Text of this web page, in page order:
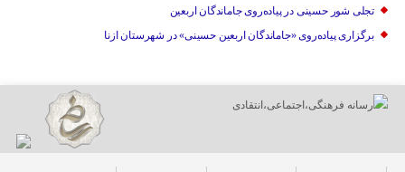
تجلی شور حسینی در پیاده‌روی جاماندگان اربعین
برگزاری پیاده‌روی «جاماندگان اربعین حسینی» در شهرستان ازنا